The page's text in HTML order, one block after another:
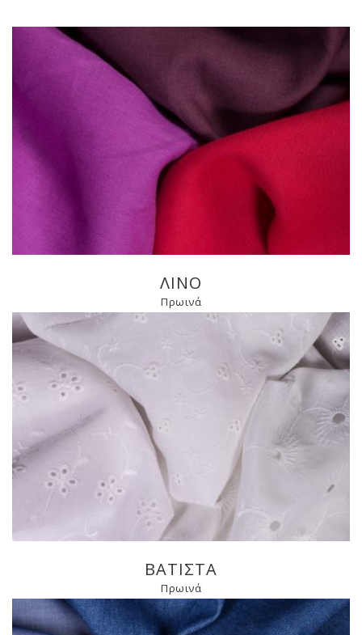
ΛΙΝΟ
Πρωινά
ΒΑΤΙΣΤΑ
Πρωινά